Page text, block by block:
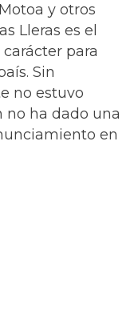
y otros
Lleras es el
para
Sin
no estuvo
no ha dado una
en